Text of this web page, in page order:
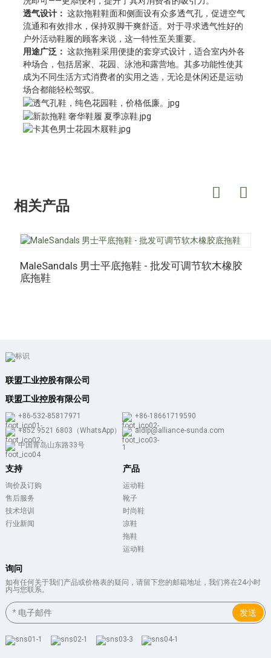
透气设计： 这款拖鞋鞋面和侧面设有众多透气孔，促进空气
流通和有效排水，保持双脚干爽舒适。对于寻求透气性好的
户外活动鞋履的顾客来说，这一特性至关重要。
用途广泛： 这款拖鞋采用便捷的套穿式设计，适合室内外各
种场合，包括居家、花园、泳池和露营地。其多功能性使其
成为不同生活方式消费者的实用之选，无论是休闲还是运动
场合都能轻松驾驭。
相关产品
MaleSandals 男士平底拖鞋 - 批发可调节软木橡胶
底拖鞋
联盟工业控股有限公司
联盟工业控股有限公司
+86-532-85817971
+86-18661719590
+852 9521 6803（WhatsApp）
aldlp@alliance-sunda.com
中国青岛山东路33号
支持
询价及订购
售后服务
技术培训
行业新闻
产品
运动鞋
靴子
时尚鞋
凉鞋
拖鞋
运动鞋
询问
如有任何关于我们产品或价格表的疑问，请留下您的邮箱地址，我们将在24小时
内与您联系。
发送